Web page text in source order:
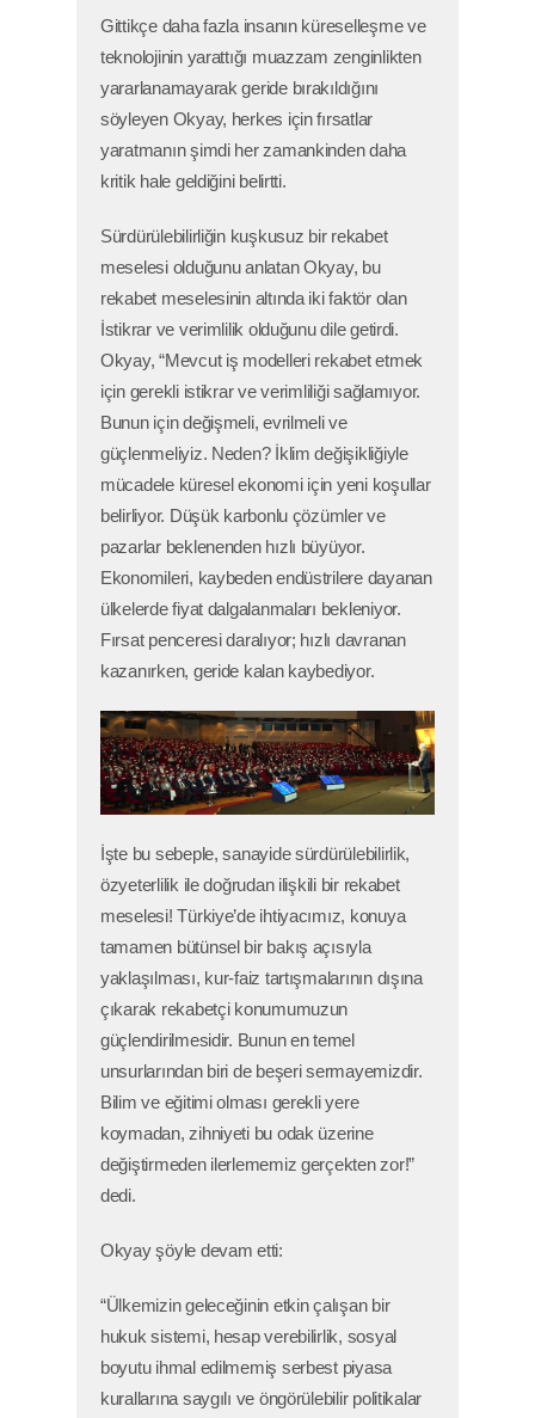
Gittikçe daha fazla insanın küreselleşme ve
teknolojinin yarattığı muazzam zenginlikten
yararlanamayarak geride bırakıldığını
söyleyen Okyay, herkes için fırsatlar
yaratmanın şimdi her zamankinden daha
kritik hale geldiğini belirtti.
Sürdürülebilirliğin kuşkusuz bir rekabet
meselesi olduğunu anlatan Okyay, bu
rekabet meselesinin altında iki faktör olan
İstikrar ve verimlilik olduğunu dile getirdi.
Okyay, “Mevcut iş modelleri rekabet etmek
için gerekli istikrar ve verimliliği sağlamıyor.
Bunun için değişmeli, evrilmeli ve
güçlenmeliyiz. Neden? İklim değişikliğiyle
mücadele küresel ekonomi için yeni koşullar
belirliyor. Düşük karbonlu çözümler ve
pazarlar beklenenden hızlı büyüyor.
Ekonomileri, kaybeden endüstrilere dayanan
ülkelerde fiyat dalgalanmaları bekleniyor.
Fırsat penceresi daralıyor; hızlı davranan
kazanırken, geride kalan kaybediyor.
İşte bu sebeple, sanayide sürdürülebilirlik,
özyeterlilik ile doğrudan ilişkili bir rekabet
meselesi! Türkiye’de ihtiyacımız, konuya
tamamen bütünsel bir bakış açısıyla
yaklaşılması, kur-faiz tartışmalarının dışına
çıkarak rekabetçi konumumuzun
güçlendirilmesidir. Bunun en temel
unsurlarından biri de beşeri sermayemizdir.
Bilim ve eğitimi olması gerekli yere
koymadan, zihniyeti bu odak üzerine
değiştirmeden ilerlememiz gerçekten zor!”
dedi.
Okyay şöyle devam etti:
“Ülkemizin geleceğinin etkin çalışan bir
hukuk sistemi, hesap verebilirlik, sosyal
boyutu ihmal edilmemiş serbest piyasa
kurallarına saygılı ve öngörülebilir politikalar